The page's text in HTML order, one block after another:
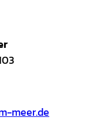
meer.de